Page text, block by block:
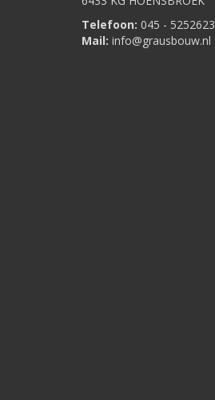
Telefoon: 045 - 5252623
Mail: info@grausbouw.nl